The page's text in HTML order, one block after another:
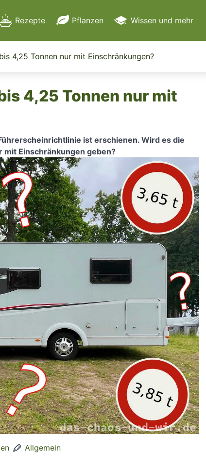
Rezepte Pflanzen Wissen und mehr
Apps, Dienste & mehr
Reise
4,25 Tonnen nur mit Einschränkungen?
4,25 Tonnen nur mit
ist erschienen. Wird es die
Einschränkungen geben?
Allgemein